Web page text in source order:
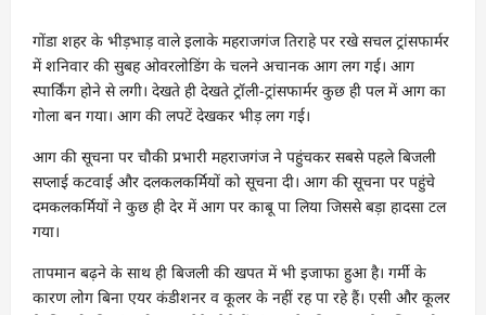
गोंडा शहर के भीड़भाड़ वाले इलाके महराजगंज तिराहे पर रखे सचल ट्रांसफार्मर
में शनिवार की सुबह ओवरलोडिंग के चलने अचानक आग लग गई। आग
स्पार्किंग होने से लगी। देखते ही देखते ट्रॉली-ट्रांसफार्मर कुछ ही पल में आग का
गोला बन गया। आग की लपटें देखकर भीड़ लग गई।
आग की सूचना पर चौकी प्रभारी महराजगंज ने पहुंचकर सबसे पहले बिजली
सप्लाई कटवाई और दलकलकर्मियों को सूचना दी। आग की सूचना पर पहुंचे
दमकलकर्मियों ने कुछ ही देर में आग पर काबू पा लिया जिससे बड़ा हादसा टल
गया।
तापमान बढ़ने के साथ ही बिजली की खपत में भी इजाफा हुआ है। गर्मी के
कारण लोग बिना एयर कंडीशनर व कूलर के नहीं रह पा रहे हैं। एसी और कूलर